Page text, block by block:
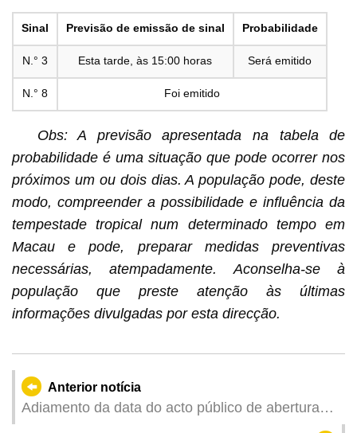
Sinal Previsão de emissão de sinal Probabilidade
N.° 3 Esta tarde, às 15:00 horas Será emitido
N.° 8 Foi emitido
Obs: A previsão apresentada na tabela de
probabilidade é uma situação que pode ocorrer nos
próximos um ou dois dias. A população pode, deste
modo, compreender a possibilidade e influência da
tempestade tropical num determinado tempo em
Macau e pode, preparar medidas preventivas
necessárias, atempadamente. Aconselha-se à
população que preste atenção às últimas
informações divulgadas por esta direcção.
Anterior notícia
Adiamento da data do acto público de abertura